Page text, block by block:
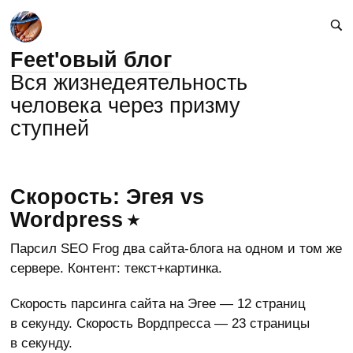
Feet'овый блог
Вся жизнедеятельность
человека через призму
ступней
Скорость: Эгея vs
Wordpress
Парсил SEO Frog два сайта-блога на одном и том же
сервере. Контент: текст+картинка.
Скорость парсинга сайта на Эгее — 12 страниц
в секунду. Скорость Вордпресса — 23 страницы
в секунду.